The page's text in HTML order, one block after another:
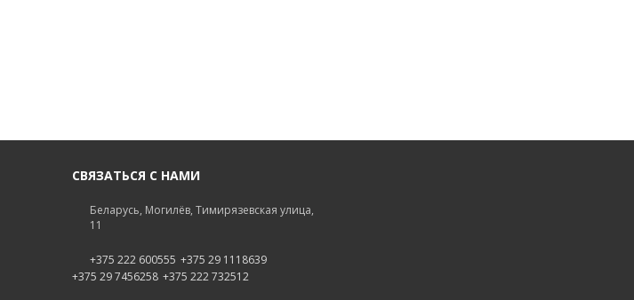
СВЯЗАТЬСЯ С НАМИ
Беларусь, Могилёв, Тимирязевская улица,
11
+375 222 600555 +375 29 1118639
+375 29 7456258 +375 222 732512